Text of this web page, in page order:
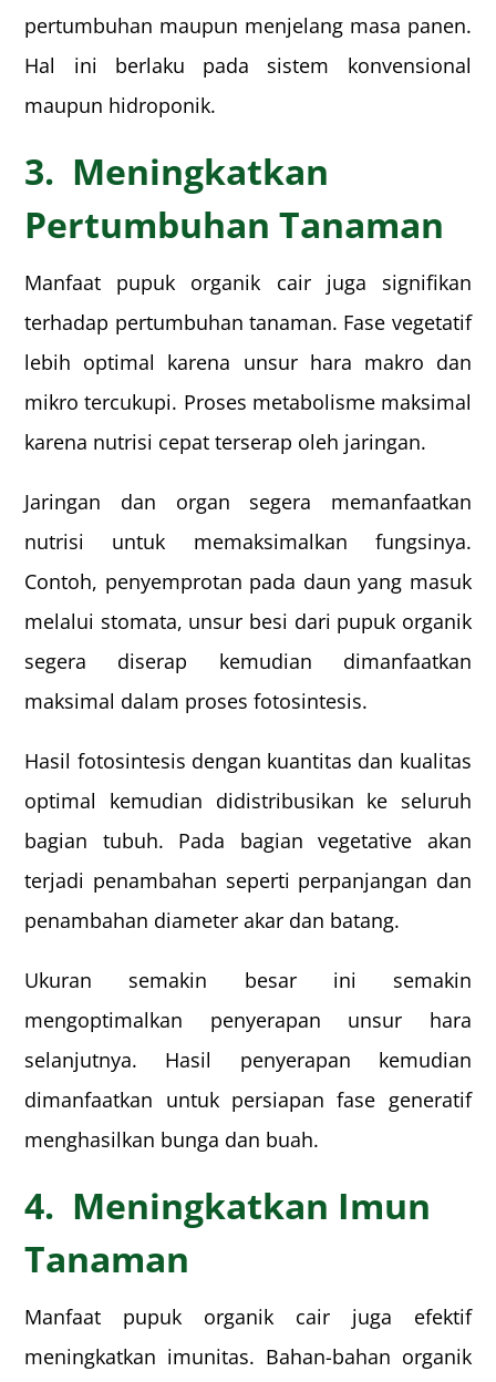
pertumbuhan maupun menjelang masa panen.
Hal ini berlaku pada sistem konvensional
maupun hidroponik.
3. Meningkatkan
Pertumbuhan Tanaman
Manfaat pupuk organik cair juga signifikan
terhadap pertumbuhan tanaman. Fase vegetatif
lebih optimal karena unsur hara makro dan
mikro tercukupi. Proses metabolisme maksimal
karena nutrisi cepat terserap oleh jaringan.
Jaringan dan organ segera memanfaatkan
nutrisi untuk memaksimalkan fungsinya.
Contoh, penyemprotan pada daun yang masuk
melalui stomata, unsur besi dari pupuk organik
segera diserap kemudian dimanfaatkan
maksimal dalam proses fotosintesis.
Hasil fotosintesis dengan kuantitas dan kualitas
optimal kemudian didistribusikan ke seluruh
bagian tubuh. Pada bagian vegetative akan
terjadi penambahan seperti perpanjangan dan
penambahan diameter akar dan batang.
Ukuran semakin besar ini semakin
mengoptimalkan penyerapan unsur hara
selanjutnya. Hasil penyerapan kemudian
dimanfaatkan untuk persiapan fase generatif
menghasilkan bunga dan buah.
4. Meningkatkan Imun
Tanaman
Manfaat pupuk organik cair juga efektif
meningkatkan imunitas. Bahan-bahan organik